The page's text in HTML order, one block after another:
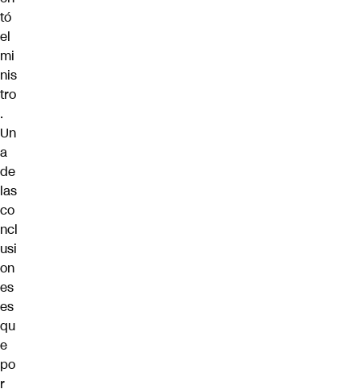
tó
el
mi
nis
tro
.
Un
a
de
las
co
ncl
usi
on
es
es
qu
e
po
r